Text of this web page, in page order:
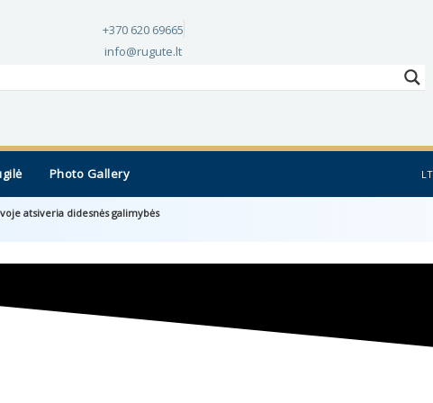
+370 620 69665
info@rugute.lt
Photo Gallery LT
atsiveria didesnės galimybės